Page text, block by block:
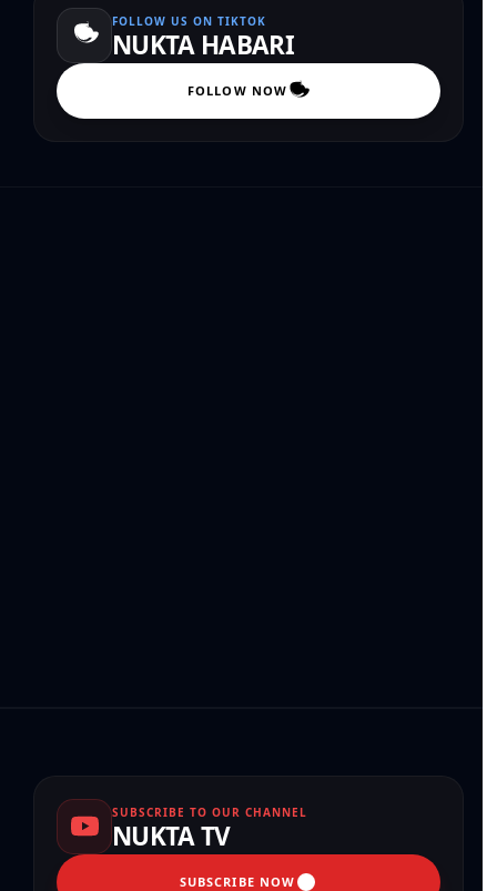
FOLLOW US ON TIKTOK
NUKTA HABARI
FOLLOW NOW
SUBSCRIBE TO OUR CHANNEL
NUKTA TV
SUBSCRIBE NOW